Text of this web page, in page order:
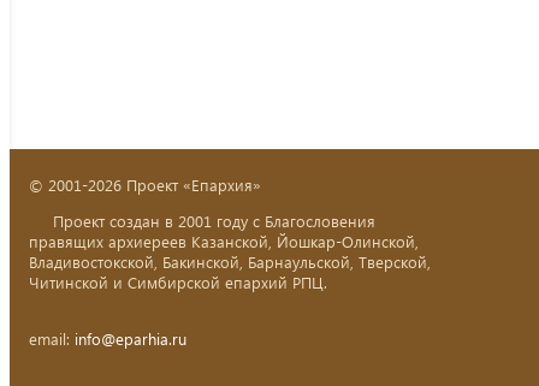
© 2001-2026 Проект «Епархия»
Проект создан в 2001 году с Благословения
правящих архиереев Казанской, Йошкар-Олинской,
Владивостокской, Бакинской, Барнаульской, Тверской,
Читинской и Симбирской епархий РПЦ.
email: info@eparhia.ru